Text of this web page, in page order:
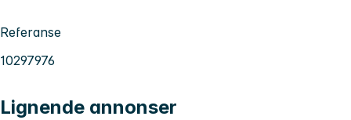
Referanse
10297976
Lignende annonser